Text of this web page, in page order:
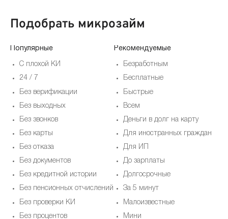
Подобрать микрозайм
Популярные
С плохой КИ
24 / 7
Без верификации
Без выходных
Без звонков
Без карты
Без отказа
Без документов
Без кредитной истории
Без пенсионных отчислений
Без проверки КИ
Без процентов
Рекомендуемые
Безработным
Бесплатные
Быстрые
Всем
Деньги в долг на карту
Для иностранных граждан
Для ИП
До зарплаты
Долгосрочные
За 5 минут
Малоизвестные
Мини